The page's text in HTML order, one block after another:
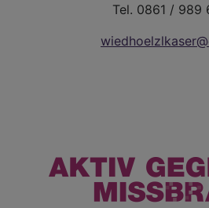
Tel. 0861 / 989